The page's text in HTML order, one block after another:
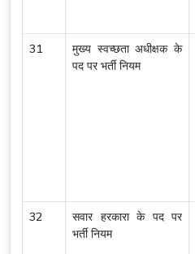
31
मुख्य स्वच्छता अधीक्षक के
पद पर भर्ती नियम
32
सवार हरकारा के पद पर
भर्ती नियम